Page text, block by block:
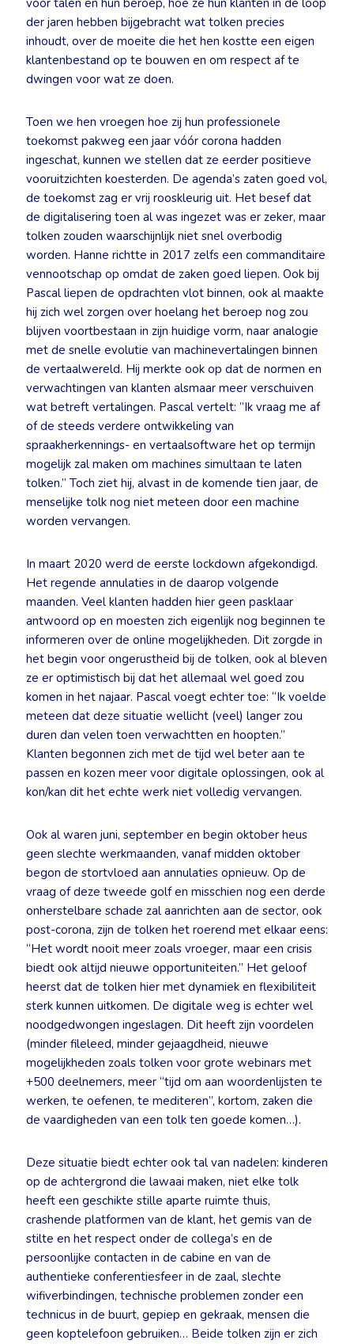
voor talen en hun beroep, hoe ze hun klanten in de loop
der jaren hebben bijgebracht wat tolken precies
inhoudt, over de moeite die het hen kostte een eigen
klantenbestand op te bouwen en om respect af te
dwingen voor wat ze doen.
Toen we hen vroegen hoe zij hun professionele
toekomst pakweg een jaar vóór corona hadden
ingeschat, kunnen we stellen dat ze eerder positieve
vooruitzichten koesterden. De agenda’s zaten goed vol,
de toekomst zag er vrij rooskleurig uit. Het besef dat
de digitalisering toen al was ingezet was er zeker, maar
tolken zouden waarschijnlijk niet snel overbodig
worden. Hanne richtte in 2017 zelfs een commanditaire
vennootschap op omdat de zaken goed liepen. Ook bij
Pascal liepen de opdrachten vlot binnen, ook al maakte
hij zich wel zorgen over hoelang het beroep nog zou
blijven voortbestaan in zijn huidige vorm, naar analogie
met de snelle evolutie van machinevertalingen binnen
de vertaalwereld. Hij merkte ook op dat de normen en
verwachtingen van klanten alsmaar meer verschuiven
wat betreft vertalingen. Pascal vertelt: ”Ik vraag me af
of de steeds verdere ontwikkeling van
spraakherkennings- en vertaalsoftware het op termijn
mogelijk zal maken om machines simultaan te laten
tolken.” Toch ziet hij, alvast in de komende tien jaar, de
menselijke tolk nog niet meteen door een machine
worden vervangen.
In maart 2020 werd de eerste lockdown afgekondigd.
Het regende annulaties in de daarop volgende
maanden. Veel klanten hadden hier geen pasklaar
antwoord op en moesten zich eigenlijk nog beginnen te
informeren over de online mogelijkheden. Dit zorgde in
het begin voor ongerustheid bij de tolken, ook al bleven
ze er optimistisch bij dat het allemaal wel goed zou
komen in het najaar. Pascal voegt echter toe: “Ik voelde
meteen dat deze situatie wellicht (veel) langer zou
duren dan velen toen verwachtten en hoopten.”
Klanten begonnen zich met de tijd wel beter aan te
passen en kozen meer voor digitale oplossingen, ook al
kon/kan dit het echte werk niet volledig vervangen.
Ook al waren juni, september en begin oktober heus
geen slechte werkmaanden, vanaf midden oktober
begon de stortvloed aan annulaties opnieuw. Op de
vraag of deze tweede golf en misschien nog een derde
onherstelbare schade zal aanrichten aan de sector, ook
post-corona, zijn de tolken het roerend met elkaar eens:
“Het wordt nooit meer zoals vroeger, maar een crisis
biedt ook altijd nieuwe opportuniteiten.” Het geloof
heerst dat de tolken hier met dynamiek en flexibiliteit
sterk kunnen uitkomen. De digitale weg is echter wel
noodgedwongen ingeslagen. Dit heeft zijn voordelen
(minder fileleed, minder gejaagdheid, nieuwe
mogelijkheden zoals tolken voor grote webinars met
+500 deelnemers, meer “tijd om aan woordenlijsten te
werken, te oefenen, te mediteren”, kortom, zaken die
de vaardigheden van een tolk ten goede komen…).
Deze situatie biedt echter ook tal van nadelen: kinderen
op de achtergrond die lawaai maken, niet elke tolk
heeft een geschikte stille aparte ruimte thuis,
crashende platformen van de klant, het gemis van de
stilte en het respect onder de collega’s en de
persoonlijke contacten in de cabine en van de
authentieke conferentiesfeer in de zaal, slechte
wifiverbindingen, technische problemen zonder een
technicus in de buurt, gepiep en gekraak, mensen die
geen koptelefoon gebruiken… Beide tolken zijn er zich